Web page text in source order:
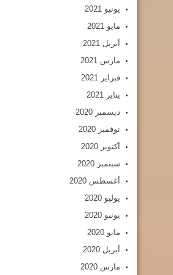
يونيو 2021
مايو 2021
أبريل 2021
مارس 2021
فبراير 2021
يناير 2021
ديسمبر 2020
نوفمبر 2020
أكتوبر 2020
سبتمبر 2020
أغسطس 2020
يوليو 2020
يونيو 2020
مايو 2020
أبريل 2020
مارس 2020